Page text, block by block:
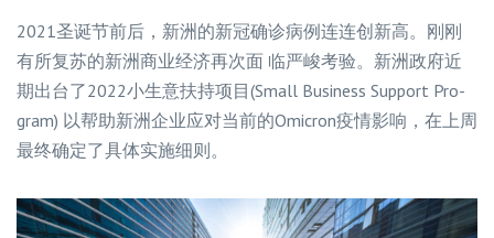
2021圣诞节前后，新洲的新冠确诊病例连连创新高。刚刚
有所复苏的新洲商业经济再次面 临严峻考验。新洲政府近
期出台了2022小生意扶持项目(Small Business Support Pro-
gram) 以帮助新洲企业应对当前的Omicron疫情影响，在上周
最终确定了具体实施细则。